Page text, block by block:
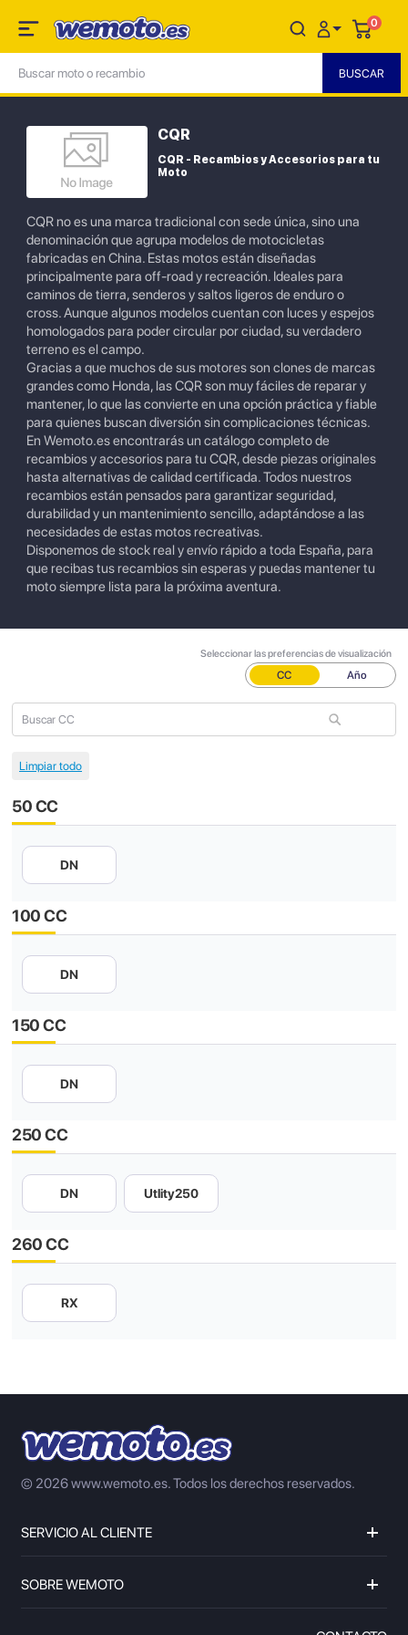
0
CQR
CQR - Recambios y Accesorios para tu
Moto
CQR no es una marca tradicional con sede única, sino una
denominación que agrupa modelos de motocicletas
fabricadas en China. Estas motos están diseñadas
principalmente para off-road y recreación. Ideales para
caminos de tierra, senderos y saltos ligeros de enduro o
cross. Aunque algunos modelos cuentan con luces y espejos
homologados para poder circular por ciudad, su verdadero
terreno es el campo.
Gracias a que muchos de sus motores son clones de marcas
grandes como Honda, las CQR son muy fáciles de reparar y
mantener, lo que las convierte en una opción práctica y fiable
para quienes buscan diversión sin complicaciones técnicas.
En Wemoto.es encontrarás un catálogo completo de
recambios y accesorios para tu CQR, desde piezas originales
hasta alternativas de calidad certificada. Todos nuestros
recambios están pensados para garantizar seguridad,
durabilidad y un mantenimiento sencillo, adaptándose a las
necesidades de estas motos recreativas.
Disponemos de stock real y envío rápido a toda España, para
que recibas tus recambios sin esperas y puedas mantener tu
moto siempre lista para la próxima aventura.
Seleccionar las preferencias de visualización
CC Año
50 CC
DN
100 CC
DN
150 CC
DN
250 CC
DN Utlity250
260 CC
RX
© 2026 www.wemoto.es.Todos los derechos reservados.
SERVICIO AL CLIENTE
SOBRE WEMOTO